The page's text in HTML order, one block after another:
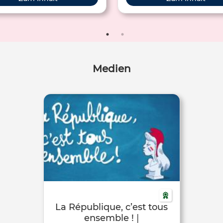
». Pour comprendre ce que
regarde cette vidéo.
Medien
La République, c’est tous
ensemble ! |